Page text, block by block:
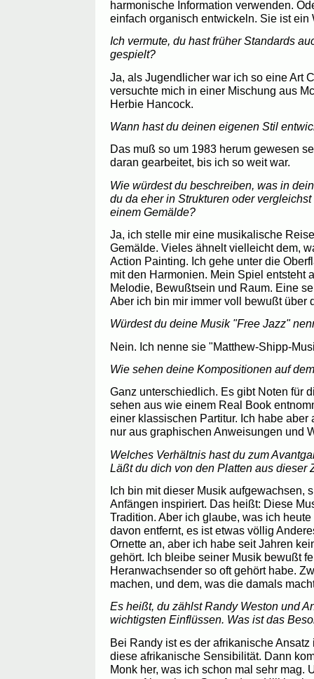
harmonische Information verwenden.
einfach organisch entwickeln. Sie ist ein
Ich vermute, du hast früher Standards
gespielt?
Ja, als Jugendlicher war ich so eine Art
versuchte mich in einer Mischung aus
Herbie Hancock.
Wann hast du deinen eigenen Stil
Das muß so um 1983 herum gewesen
daran gearbeitet, bis ich so weit war.
Wie würdest du beschreiben, was in
du da eher in Strukturen oder
einem Gemälde?
Ja, ich stelle mir eine musikalische
Gemälde. Vieles ähnelt vielleicht dem,
Action Painting. Ich gehe unter die
mit den Harmonien. Mein Spiel entsteht
Melodie, Bewußtsein und Raum. Eine
Aber ich bin mir immer voll bewußt über
Würdest du deine Musik "Free Jazz"
Nein. Ich nenne sie "Matthew-Shipp-
Wie sehen deine Kompositionen auf
Ganz unterschiedlich. Es gibt Noten für
sehen aus wie einem Real Book
einer klassischen Partitur. Ich habe
nur aus graphischen Anweisungen und
Welches Verhältnis hast du zum
Läßt du dich von den Platten aus dieser
Ich bin mit dieser Musik aufgewachsen,
Anfängen inspiriert. Das heißt: Diese
Tradition. Aber ich glaube, was ich
davon entfernt, es ist etwas völlig
Ornette an, aber ich habe seit Jahren
gehört. Ich bleibe seiner Musik bewußt
Heranwachsender so oft gehört habe.
machen, und dem, was die damals
Es heißt, du zählst Randy Weston und
wichtigsten Einflüssen. Was ist das
Bei Randy ist es der afrikanische
diese afrikanische Sensibilität. Dann
Monk her, was ich schon mal sehr mag.